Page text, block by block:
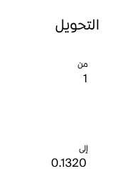
التحويل
من
إلى